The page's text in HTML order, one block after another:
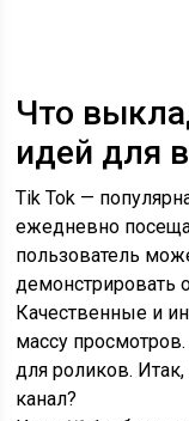
Что
идей для
Tik Tok —
ежедневно
пользователь
демонстрировать
Качественные и
массу
для роликов.
канал?